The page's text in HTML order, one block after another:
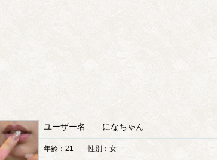
ユーザー名 になちゃん
年齢：21 性別：女